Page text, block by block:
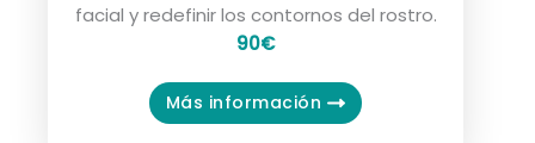
facial y redefinir los contornos del rostro.
90€
Más información